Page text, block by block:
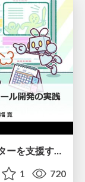
【CEDEC2026】ゲームシナリオライターを支援するAIツール開発の実践 ― 設計とプロンプトの工夫 ―
1 720